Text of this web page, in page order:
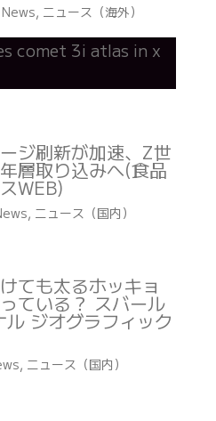
, ニュース（海外）
ジ刷新が加速、Z世
層取り込みへ(食品
WEB)
, ニュース（国内）
ても太るホッキョ
ている？ スバール
ジオグラフィック
, ニュース（国内）